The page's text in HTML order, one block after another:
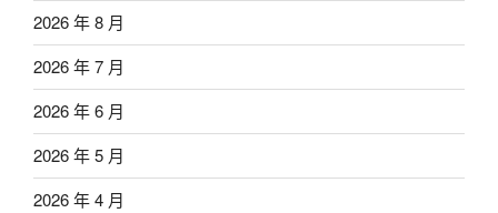
2026 年 8 月
2026 年 7 月
2026 年 6 月
2026 年 5 月
2026 年 4 月